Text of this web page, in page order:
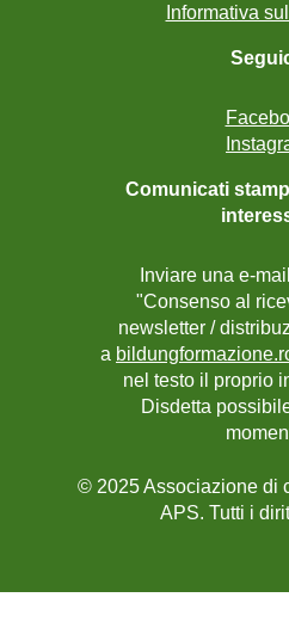
Informativa
Comunicati
Inviare una e-
"Consenso al
newsletter /
a
nel testo il proprio
Disdetta
© 2025 Associazione di
APS. Tutti i